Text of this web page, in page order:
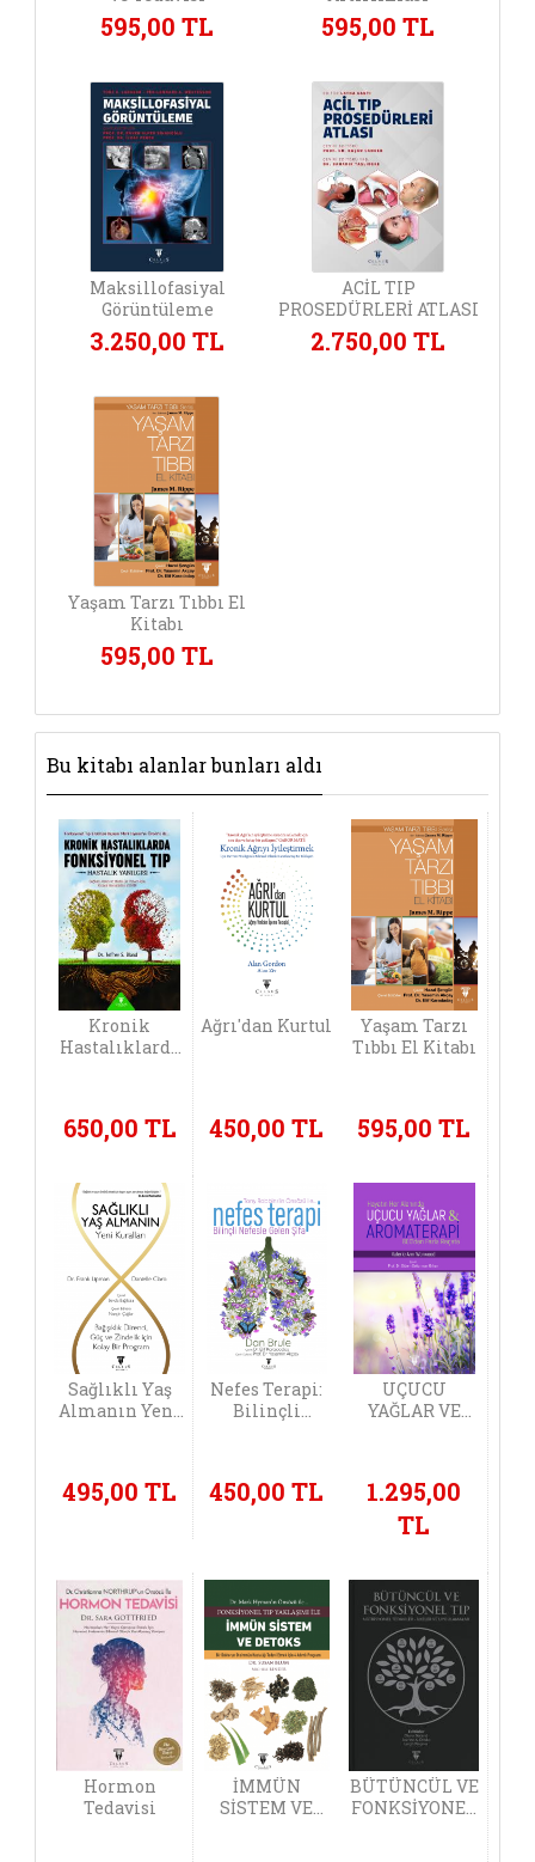
595,00 TL 595,00 TL
Maksillofasiyal
Görüntüleme
3.250,00 TL
ACİL TIP
PROSEDÜRLERİ ATLASI
2.750,00 TL
Yaşam Tarzı Tıbbı El
Kitabı
595,00 TL
Bu kitabı alanlar bunları aldı
Kronik
Hastalıklarda
650,00 TL
Ağrı'dan Kurtul
450,00 TL
Yaşam Tarzı
Tıbbı El Kitabı
595,00 TL
Sağlıklı Yaş
Almanın Yeni
495,00 TL
Nefes Terapi:
Bilinçli
450,00 TL
UÇUCU
YAĞLAR VE
1.295,00
TL
Hormon
Tedavisi
İMMÜN
SİSTEM VE
BÜTÜNCÜL VE
FONKSİYONEL